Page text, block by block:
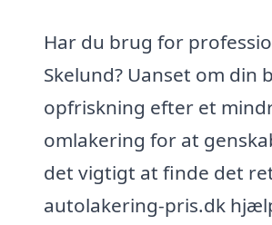
Har du brug for
Skelund? Uanset om din
opfriskning efter et
omlakering for at
det vigtigt at finde det
autolakering-pris.dk